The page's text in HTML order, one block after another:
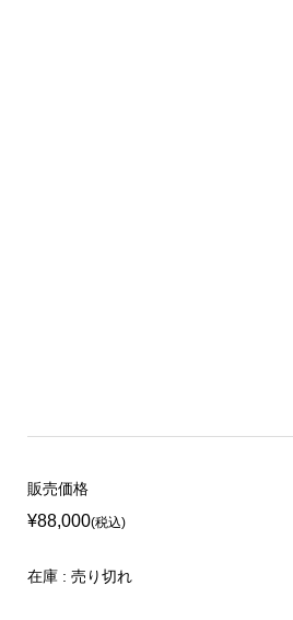
販売価格
¥88,000(税込)
在庫 : 売り切れ